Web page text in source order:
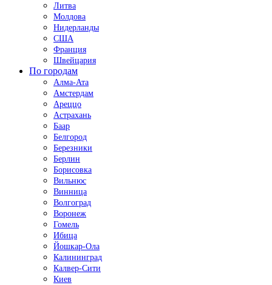
Литва
Молдова
Нидерланды
США
Франция
Швейцария
По городам
Алма-Ата
Амстердам
Ареццо
Астрахань
Баар
Белгород
Березники
Берлин
Борисовка
Вильнюс
Винница
Волгоград
Воронеж
Гомель
Ибица
Йошкар-Ола
Калининград
Калвер-Сити
Киев